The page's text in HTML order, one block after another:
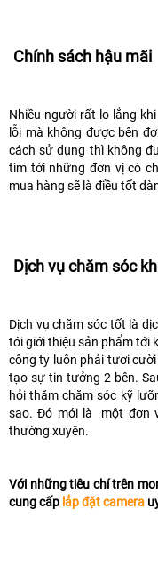
Chính sách hậu mãi
Nhiều người rất lo lắng
lỗi mà không được bên
cách sử dụng thì không
tìm tới những đơn vị có
mua hàng sẽ là điều tốt
Dịch vụ chăm sóc
Dịch vụ chăm sóc tốt là
tới giới thiệu sản phẩm tới
công ty luôn phải tươi
tạo sự tin tưởng 2 bên.
hỏi thăm chăm sóc kỹ
sao. Đó mới là một đơn
thường xuyên.
Với những tiêu chí trên
cung cấp lắp đặt camera